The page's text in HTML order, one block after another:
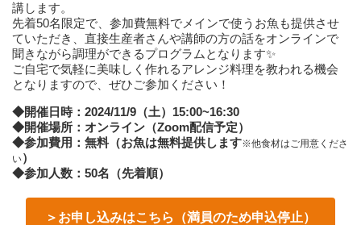
講します。
先着50名限定で、参加費無料でメインで使うお魚も提供させ
ていただき、直接生産者さんや講師の方の話をオンラインで
聞きながら調理ができるプログラムとなります✨
ご自宅で気軽に美味しく作れるアレンジ料理を教われる機会
となりますので、ぜひご参加ください！
◆開催日時：2024/11/9（土）15:00~16:30
◆開催場所：オンライン（Zoom配信予定）
◆参加費用：無料（お魚は無料提供します※他食材はご用意くださ
い）
◆参加人数：50名（先着順）
＞お申し込みはこちら（満員のため申込停止）